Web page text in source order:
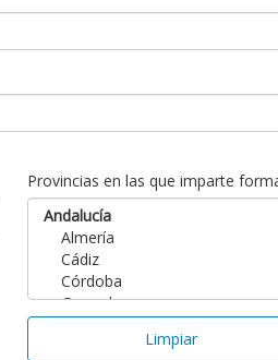
Provincias en las que imparte
Limpiar